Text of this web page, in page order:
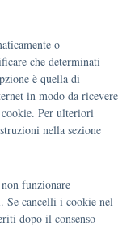
o
che determinati
è quella di
in modo da ricevere
Per ulteriori
nella sezione
funzionare
Se cancelli i cookie nel
dopo il consenso